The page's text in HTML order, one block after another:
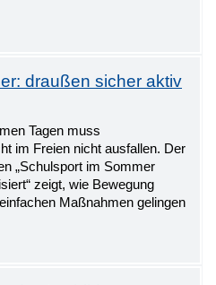
draußen sicher aktiv
Tagen muss
im Freien nicht ausfallen. Der
„Schulsport im Sommer
zeigt, wie Bewegung
Maßnahmen gelingen